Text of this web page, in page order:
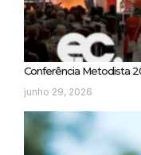
Conferência Metodista
junho 29, 2026